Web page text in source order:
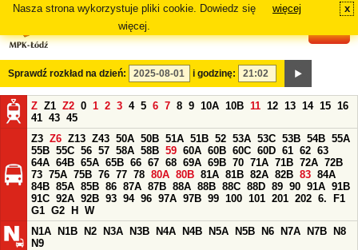
Nasza strona wykorzystuje pliki cookie. Dowiedz się
więcej.
więcej x
Sprawdź rozkład na dzień: i godzinę:
Z Z1 Z2 0 1 2 3 4 5 6 7 8 9 10A 10B 11 12 13 14 15 16
41 43 45
Z3 Z6 Z13 Z43 50A 50B 51A 51B 52 53A 53C 53B 54B 55A
55B 55C 56 57 58A 58B 59 60A 60B 60C 60D 61 62 63
64A 64B 65A 65B 66 67 68 69A 69B 70 71A 71B 72A 72B
73 75A 75B 76 77 78 80A 80B 81A 81B 82A 82B 83 84A
84B 85A 85B 86 87A 87B 88A 88B 88C 88D 89 90 91A 91B
91C 92A 92B 93 94 96 97A 97B 99 100 101 201 202 6.
F1
G1 G2 H
W
N1A
N1B N2 N3A N3B N4A N4B N5A N5B N6 N7A N7B
N8
N9